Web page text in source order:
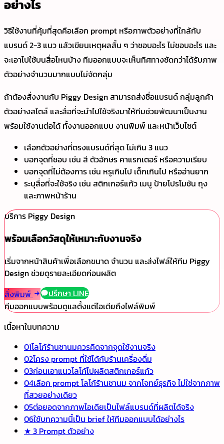
อย่างไร
วิธีใช้งานที่คุ้มที่สุดคือเลือก prompt หรือภาพตัวอย่างที่ใกล้กับ
แบรนด์ 2-3 แนว แล้วเขียนเหตุผลสั้น ๆ ว่าชอบอะไร ไม่ชอบอะไร และ
จะเอาไปใช้บนสื่อไหนบ้าง ทีมออกแบบจะเห็นทิศทางชัดกว่าได้รับภาพ
ตัวอย่างจำนวนมากแบบไม่จัดกลุ่ม
ถ้าต้องสั่งงานกับ Piggy Design สามารถส่งชื่อแบรนด์ กลุ่มลูกค้า
ตัวอย่างสไตล์ และสื่อที่จะนำไปใช้จริงมาให้ทีมช่วยพัฒนาเป็นงาน
พร้อมใช้งานต่อได้ ทั้งงานออกแบบ งานพิมพ์ และหน้าเว็บไซต์
เลือกตัวอย่างที่ตรงแบรนด์ที่สุด ไม่เกิน 3 แนว
บอกจุดที่ชอบ เช่น สี ตัวอักษร คาแรกเตอร์ หรือความเรียบ
บอกจุดที่ไม่ต้องการ เช่น หรูเกินไป เด็กเกินไป หรืออ่านยาก
ระบุสื่อที่จะใช้จริง เช่น สติกเกอร์แก้ว เมนู ป้ายโปรโมชัน ถุง
และภาพหน้าร้าน
บริการ Piggy Design
พร้อมเลือกวัสดุให้เหมาะกับงานจริง
เริ่มจากหน้าสินค้าเพื่อเลือกขนาด จำนวน และส่งไฟล์ให้ทีม Piggy
Design ช่วยดูรายละเอียดก่อนผลิต
สั่งพิมพ์
ปรึกษา LINE
ทีมออกแบบพร้อมดูแลตั้งแต่ไอเดียถึงไฟล์พิมพ์
เนื้อหาในบทความ
01โลโก้ร้านชานมควรคิดจากจุดใช้งานจริง
02โครง prompt ที่ใช้ได้กับร้านเครื่องดื่ม
03ก่อนเอาแนวโลโก้ไปผลิตสติกเกอร์แก้ว
04เลือก prompt โลโก้ร้านชานม จากโจทย์ธุรกิจ ไม่ใช่จากภาพ
ที่สวยอย่างเดียว
05ต่อยอดจากภาพไอเดียเป็นไฟล์แบรนด์ที่ผลิตได้จริง
06ใช้บทความนี้เป็น brief ให้ทีมออกแบบได้อย่างไร
★ 3 Prompt ตัวอย่าง